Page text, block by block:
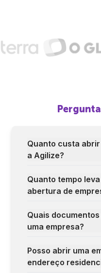
Quanto custa
a Agilize?
Quanto tempo
abertura de
Quais
uma empresa?
Posso abrir uma
endereço